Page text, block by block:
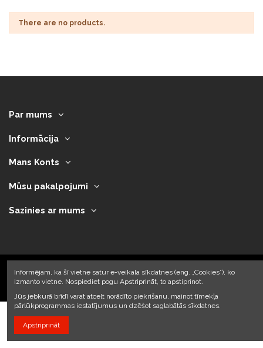
There are no products.
Par mums
Informācija
Mans Konts
Mūsu pakalpojumi
Sazinies ar mums
2023 © Armando Auto SIA
Informējam, ka šī vietne satur e-veikala sīkdatnes (eng. „Cookies”), ko
izmanto vietne. Nospiediet pogu Apstriprināt, to apstiprinot.
Jūs jebkurā brīdī varat atcelt norādīto piekrišanu, mainot tīmekļa
pārlūkprogrammas iestatījumus un dzēšot saglabātās sīkdatnes.
Apstriprināt